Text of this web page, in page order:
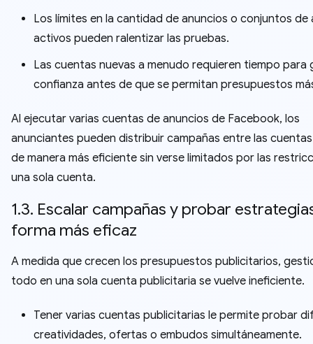
Los límites en la cantidad de anuncios o conjuntos de
activos pueden ralentizar las pruebas.
Las cuentas nuevas a menudo requieren tiempo para
confianza antes de que se permitan presupuestos
Al ejecutar varias cuentas de anuncios de Facebook, los
anunciantes pueden distribuir campañas entre las
de manera más eficiente sin verse limitados por las
una sola cuenta.
1.3. Escalar campañas y probar
forma más eficaz
A medida que crecen los presupuestos publicitarios,
todo en una sola cuenta publicitaria se vuelve ineficiente.
Tener varias cuentas publicitarias le permite probar
creatividades, ofertas o embudos simultáneamente.